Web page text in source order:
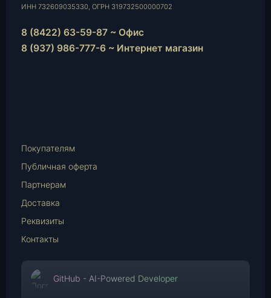
ИНН 732609035330, ОГРН 319732500000702
8 (8422) 63-59-87 ~ Офис
8 (937) 986-777-6 ~ Интернет магазин
Mail
Покупателям
Публичная оферта
Партнерам
Доставка
Реквизиты
Контакты
GitHub - AI-Powered Developer